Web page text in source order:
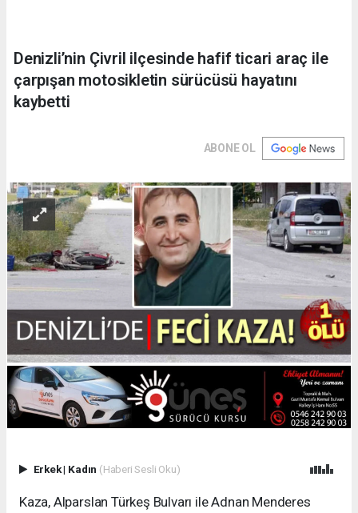
Denizli’nin Çivril ilçesinde hafif ticari araç ile
çarpışan motosikletin sürücüsü hayatını
kaybetti
ABONE OL
Erkek| Kadın (Haberi Sesli Oku)
Kaza, Alparslan Türkeş Bulvarı ile Adnan Menderes